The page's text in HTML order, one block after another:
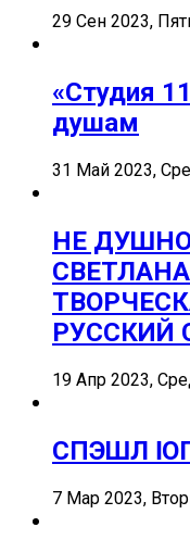
29 Сен 2023,
«Студия
душам
31 Май 2023,
НЕ
РУССКИЙ
19 Апр 2023,
СПЭШЛ ӏ
7 Мар 2023,